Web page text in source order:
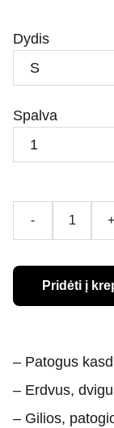
Dydis
Spalva
- +
Pridėti į
– Patogus
– Erdvus,
– Gilios,